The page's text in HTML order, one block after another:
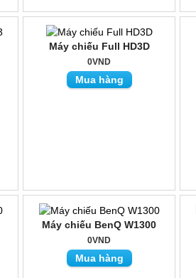
Máy chiếu Full HD3D
0VND
Mua hàng
Máy chiếu BenQ W1300
0VND
Mua hàng